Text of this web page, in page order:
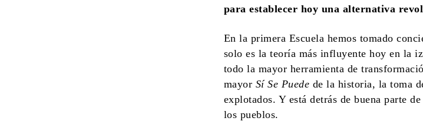
para establecer hoy una alternativa
En la primera Escuela hemos tomado
solo es la teoría más influyente hoy en la
todo la mayor herramienta de
mayor Sí Se Puede de la historia, la toma
explotados. Y está detrás de buena parte
los pueblos.